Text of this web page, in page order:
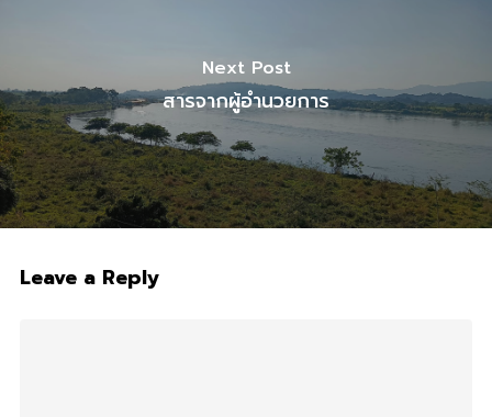
Next Post
สารจากผู้อำนวยการ
Leave a Reply